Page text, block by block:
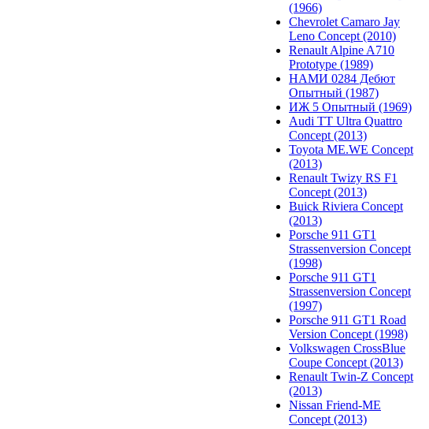
(1966)
Chevrolet Camaro Jay
Leno Concept (2010)
Renault Alpine A710
Prototype (1989)
НАМИ 0284 Дебют
Опытный (1987)
ИЖ 5 Опытный (1969)
Audi TT Ultra Quattro
Concept (2013)
Toyota ME.WE Concept
(2013)
Renault Twizy RS F1
Concept (2013)
Buick Riviera Concept
(2013)
Porsche 911 GT1
Strassenversion Concept
(1998)
Porsche 911 GT1
Strassenversion Concept
(1997)
Porsche 911 GT1 Road
Version Concept (1998)
Volkswagen CrossBlue
Coupe Concept (2013)
Renault Twin-Z Concept
(2013)
Nissan Friend-ME
Concept (2013)